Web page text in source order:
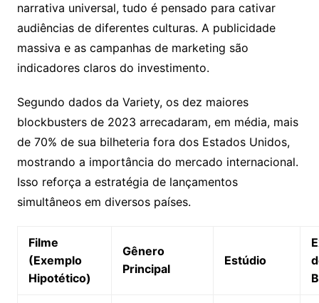
narrativa universal, tudo é pensado para cativar
audiências de diferentes culturas. A publicidade
massiva e as campanhas de marketing são
indicadores claros do investimento.
Segundo dados da Variety, os dez maiores
blockbusters de 2023 arrecadaram, em média, mais
de 70% de sua bilheteria fora dos Estados Unidos,
mostrando a importância do mercado internacional.
Isso reforça a estratégia de lançamentos
simultâneos em diversos países.
Filme
(Exemplo
Hipotético)
Gênero
Principal
Estúdio